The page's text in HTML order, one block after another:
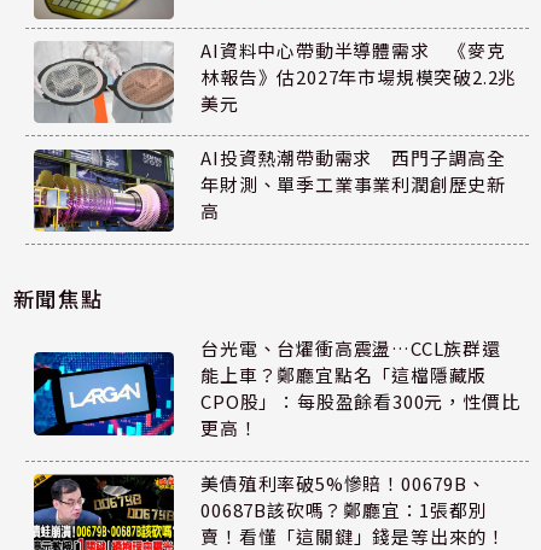
AI資料中心帶動半導體需求 《麥克
林報告》估2027年市場規模突破2.2兆
美元
AI投資熱潮帶動需求 西門子調高全
年財測、單季工業事業利潤創歷史新
高
新聞焦點
台光電、台燿衝高震盪…CCL族群還
能上車？鄭廳宜點名「這檔隱藏版
CPO股」：每股盈餘看300元，性價比
更高！
美債殖利率破5%慘賠！00679B、
00687B該砍嗎？鄭廳宜：1張都別
賣！看懂「這關鍵」錢是等出來的！